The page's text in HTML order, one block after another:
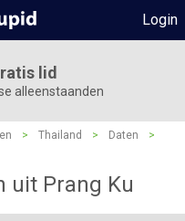
Login
lid
alleenstaanden
> Thailand > Daten
>
uit Prang Ku